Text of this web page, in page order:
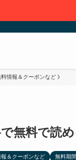
情報＆クーポンなど
無料で読め
＆クーポンなど 無料期